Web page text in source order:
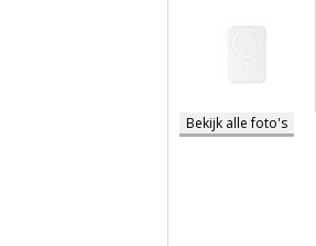
Bekijk alle foto's